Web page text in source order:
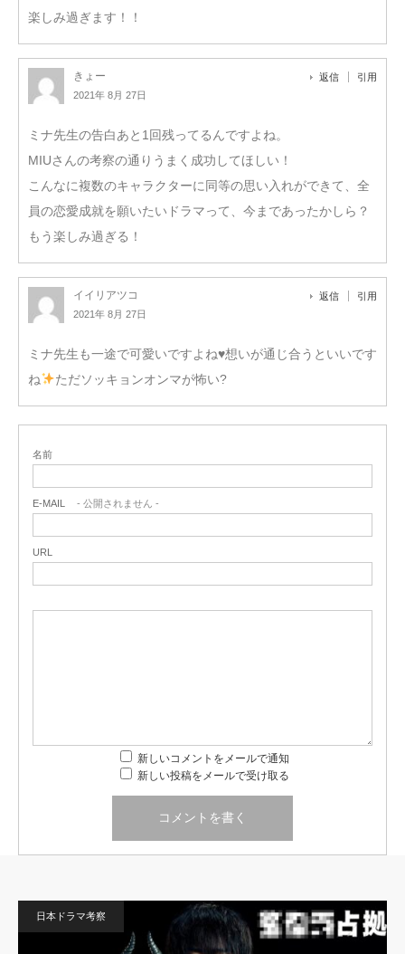
楽しみ過ぎます！！
きょー
2021年 8月 27日
返信 引用
ミナ先生の告白あと1回残ってるんですよね。
MIUさんの考察の通りうまく成功してほしい！
こんなに複数のキャラクターに同等の思い入れができて、全
員の恋愛成就を願いたいドラマって、今まであったかしら？
もう楽しみ過ぎる！
イイリアツコ
2021年 8月 27日
返信 引用
ミナ先生も一途で可愛いですよね♥️想いが通じ合うといいです
ね
ただソッキョンオンマが怖い?
名前
E-MAIL - 公開されません -
URL
新しいコメントをメールで通知
新しい投稿をメールで受け取る
日本ドラマ考察